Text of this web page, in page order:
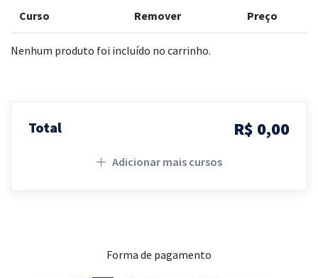
Curso Remover Preço
Nenhum produto foi incluído no carrinho.
Total R$ 0,00
Adicionar mais cursos
Forma de pagamento